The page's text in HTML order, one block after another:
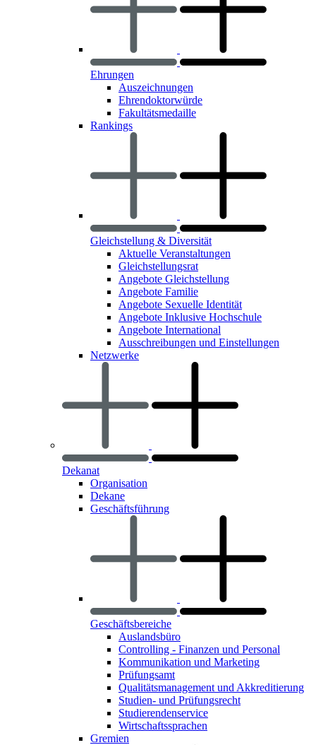
Ehrungen
Auszeichnungen
Ehrendoktorwürde
Fakultätsmedaille
Rankings
Gleichstellung & Diversität
Aktuelle Veranstaltungen
Gleichstellungsrat
Angebote Gleichstellung
Angebote Familie
Angebote Sexuelle Identität
Angebote Inklusive Hochschule
Angebote International
Ausschreibungen und Einstellungen
Netzwerke
Dekanat
Organisation
Dekane
Geschäftsführung
Geschäftsbereiche
Auslandsbüro
Controlling - Finanzen und Personal
Kommunikation und Marketing
Prüfungsamt
Qualitätsmanagement und Akkreditierung
Studien- und Prüfungsrecht
Studierendenservice
Wirtschaftssprachen
Gremien